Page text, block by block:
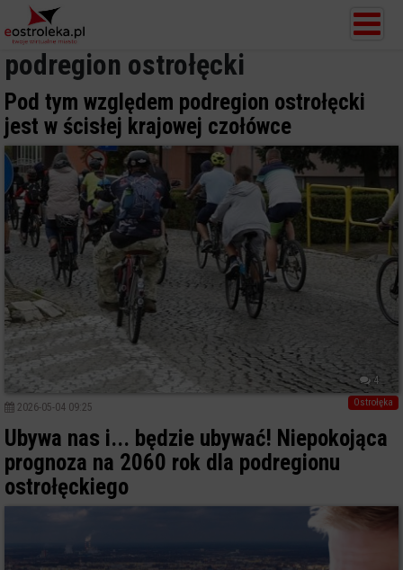
podregion ostrołęcki
Pod tym względem podregion ostrołęcki
jest w ścisłej krajowej czołówce
4
Ostrołęka
2026-05-04 09:25
Ubywa nas i... będzie ubywać! Niepokojąca
prognoza na 2060 rok dla podregionu
ostrołęckiego